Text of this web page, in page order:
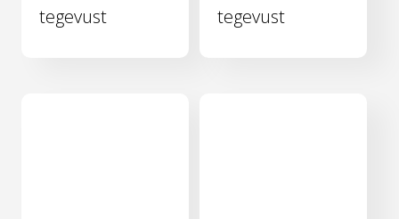
tegevust
tegevust